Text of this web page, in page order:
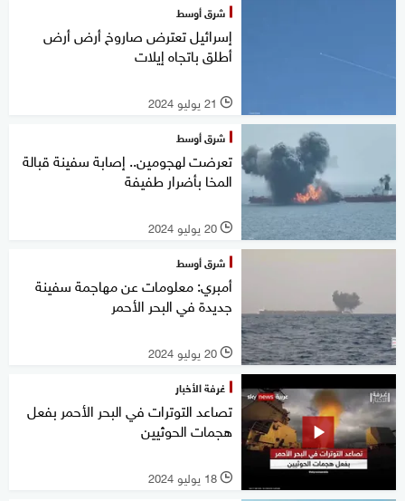
شرق أوسط
إسرائيل تعترض صاروخ أرض أرض
أطلق باتجاه إيلات
l 21 يوليو 2024
شرق أوسط
تعرضت لهجومين.. إصابة سفينة قبالة
المخا بأضرار طفيفة
l 20 يوليو 2024
شرق أوسط
أمبري: معلومات عن مهاجمة سفينة
جديدة في البحر الأحمر
l 20 يوليو 2024
غرفة الأخبار
تصاعد التوترات في البحر الأحمر بفعل
هجمات الحوثيين
l 18 يوليو 2024